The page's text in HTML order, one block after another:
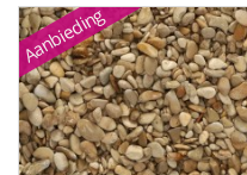
Aanbieding